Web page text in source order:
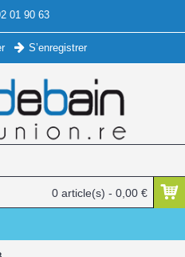
01 90 63
S’enregistrer
0 article(s) - 0,00 €